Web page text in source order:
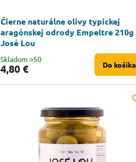
Čierne naturálne olivy typickej
aragónskej odrody Empeltre 210g
José Lou
Skladom ˃50
4,80 € Do košíka